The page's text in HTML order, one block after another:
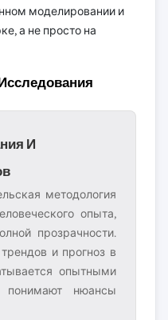
моделировании и
а не просто на
И
методология
опыта,
прозрачности.
и прогноз в
опытными
понимают нюансы